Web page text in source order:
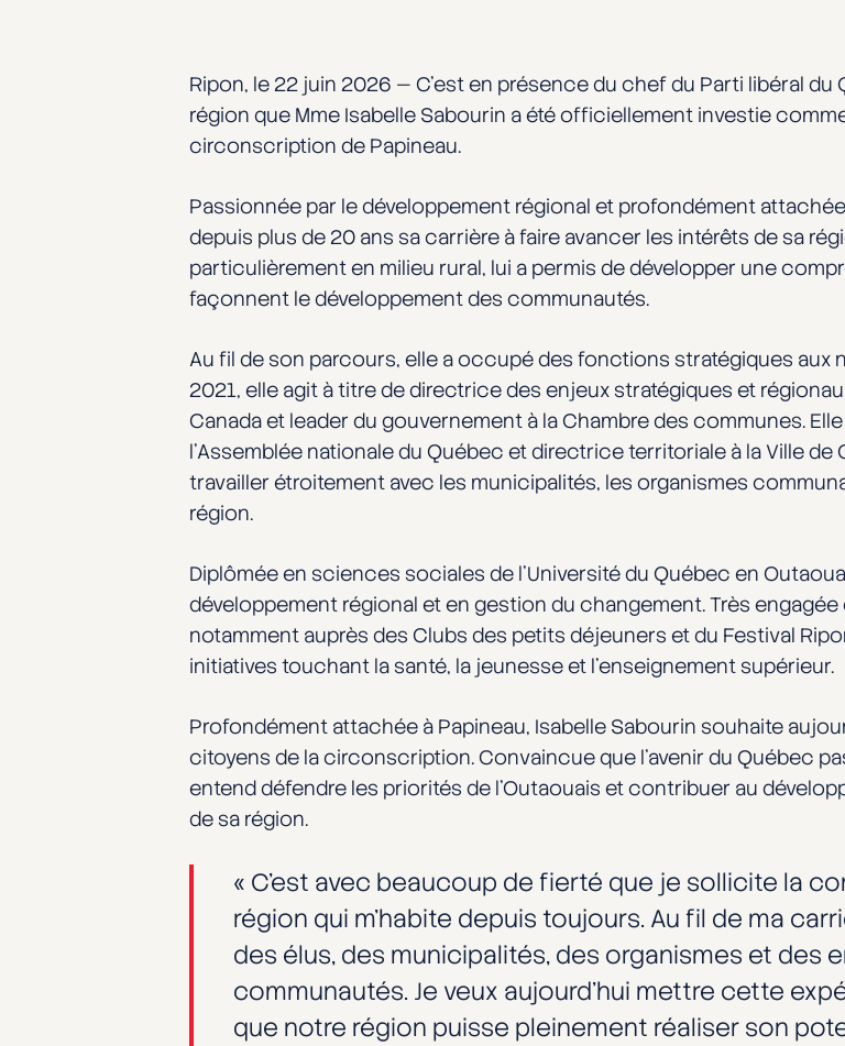
Ripon, le 22 juin 2026 — C’est en présence du chef du Parti libéral du
région que Mme Isabelle Sabourin a été officiellement investie
circonscription de Papineau.
Passionnée par le développement régional et profondément
depuis plus de 20 ans sa carrière à faire avancer les intérêts de sa
particulièrement en milieu rural, lui a permis de développer une
façonnent le développement des communautés.
Au fil de son parcours, elle a occupé des fonctions stratégiques aux
2021, elle agit à titre de directrice des enjeux stratégiques et
Canada et leader du gouvernement à la Chambre des communes.
l’Assemblée nationale du Québec et directrice territoriale à la Ville
travailler étroitement avec les municipalités, les organismes
région.
Diplômée en sciences sociales de l’Université du Québec en
développement régional et en gestion du changement. Très engagée
notamment auprès des Clubs des petits déjeuners et du Festival
initiatives touchant la santé, la jeunesse et l’enseignement supérieur.
Profondément attachée à Papineau, Isabelle Sabourin souhaite
citoyens de la circonscription. Convaincue que l’avenir du Québec
entend défendre les priorités de l’Outaouais et contribuer au
de sa région.
« C’est avec beaucoup de fierté que je sollicite la
région qui m’habite depuis toujours. Au fil de ma
des élus, des municipalités, des organismes et des
communautés. Je veux aujourd’hui mettre cette
que notre région puisse pleinement réaliser son